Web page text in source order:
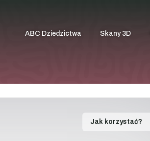
ABC Dziedzictwa Skany 3D
Jak korzystać?